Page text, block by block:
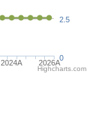
2024A 2026A
0
2.5
Highcharts.com